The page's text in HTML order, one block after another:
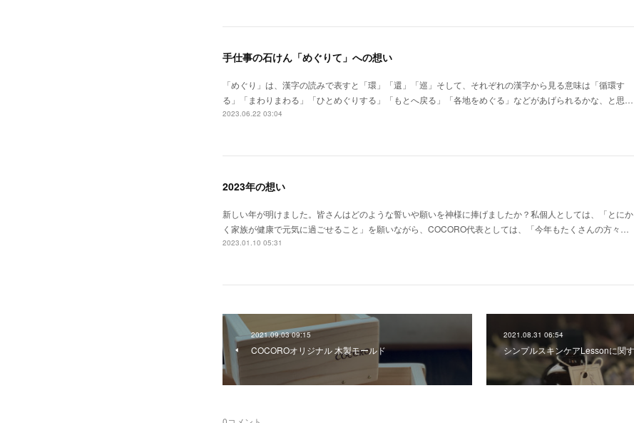
手仕事の石けん「めぐりて」への想い
「めぐり」は、漢字の読みで表すと「環」「還」「巡」そして、それぞれの漢字から見る意味は「循環す
る」「まわりまわる」「ひとめぐりする」「もとへ戻る」「各地をめぐる」などがあげられるかな、と思…
2023.06.22 03:04
2023年の想い
新しい年が明けました。皆さんはどのような誓いや願いを神様に捧げましたか？私個人としては、「とにか
く家族が健康で元気に過ごせること」を願いながら、COCORO代表としては、「今年もたくさんの方々…
2023.01.10 05:31
2021.09.03 09:15
COCOROオリジナル 木製モールド
2021.08.31 06:54
シンプルスキンケアLessonに関